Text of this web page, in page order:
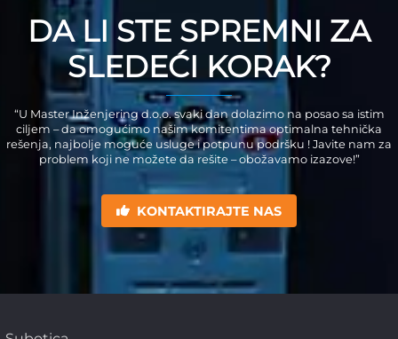
DA LI STE SPREMNI ZA
SLEDEĆI KORAK?
“U Master Inženjering d.o.o. svaki dan dolazimo na posao sa istim
ciljem – da omogućimo našim komitentima optimalna tehnička
rešenja, najbolje moguće usluge i potpunu podršku ! Javite nam za
problem koji ne možete da rešite – obožavamo izazove!”
KONTAKTIRAJTE NAS